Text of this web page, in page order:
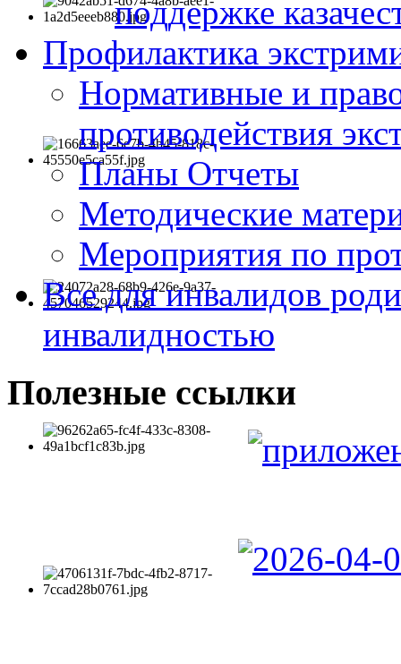
поддержке
Профилактика
Нормативные и
противодействия
Планы Отчеты
Методические
Мероприятия по
Все для инвалидов
инвалидностью
Полезные ссылки